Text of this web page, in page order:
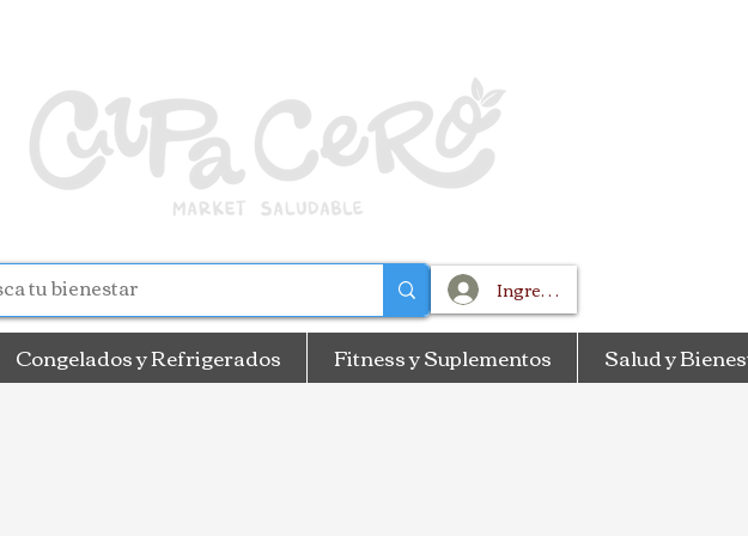
Ingresar
Congelados y Refrigerados Fitness y Suplementos Salud y